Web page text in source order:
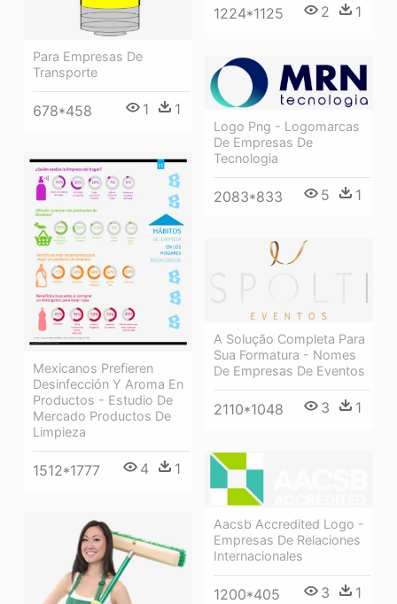
1224*1125 2 1
Para Empresas De
Transporte
678*458 1 1
Logo Png - Logomarcas
De Empresas De
Tecnologia
2083*833 5 1
Mexicanos Prefieren
Desinfección Y Aroma En
Productos - Estudio De
Mercado Productos De
Limpieza
1512*1777 4 1
A Solução Completa Para
Sua Formatura - Nomes
De Empresas De Eventos
2110*1048 3 1
Aacsb Accredited Logo -
Empresas De Relaciones
Internacionales
1200*405 3 1